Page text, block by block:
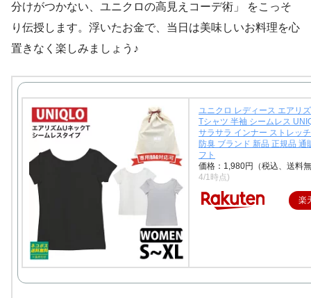
分けがつかない、ユニクロの高見えコーデ術」 をこっそ
り伝授します。浮いたお金で、当日は美味しいお料理を心
置きなく楽しみましょう♪
ユニクロ レディース エアリ
Tシャツ 半袖 シームレス
サラサラ インナー ストレッ
防臭 ブランド 新品 正規品 通
フト
価格：1,980円（税込、送料
4/1時点)
楽